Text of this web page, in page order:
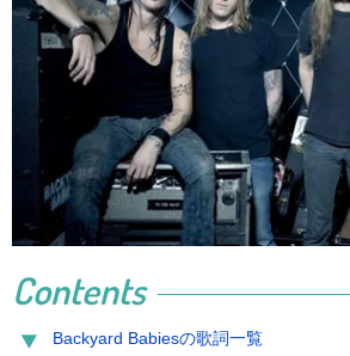
Contents
Backyard Babiesの歌詞一覧